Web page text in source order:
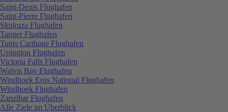
Saint-Denis Flughafen
Saint-Pierre Flughafen
Skukuza Flughafen
Tanger Flughafen
Tunis Carthage Flughafen
Upington Flughafen
Victoria Falls Flughafen
Walvis Bay Flughafen
Windhoek Eros National Flughafen
Windhoek Flughafen
Zanzibar Flughafen
Alle Ziele im Überblick